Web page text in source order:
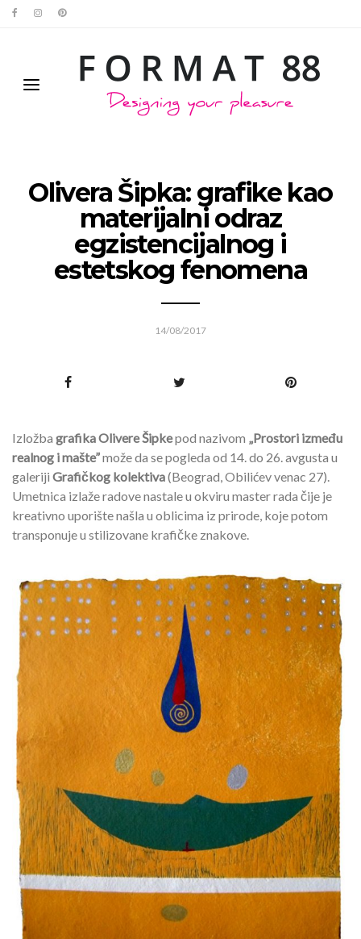
Olivera Šipka: grafike kao
materijalni odraz
egzistencijalnog i
estetskog fenomena
14/08/2017
Izložba grafika Olivere Šipkepod nazivom „Prostori između
realnog i mašte”može da se pogleda od 14. do 26. avgusta u
galeriji Grafičkog kolektiva(Beograd, Obilićev venac 27).
Umetnica izlaže radove nastale u okviru master rada čije je
kreativno uporište našla u oblicima iz prirode, koje potom
transponuje u stilizovane krafičke znakove.